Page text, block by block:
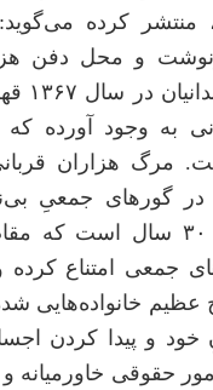
منتشر کرده
و محل دفن
در سال ۱۳۶۷
به وجود آورده که
مرگ هزاران
در گورهای جمعیِ
۳۰ سال است که
جمعی امتناع کرده
عظیم خانواده‌هایی
خود و پیدا کردن
امور حقوقی خاورمیانه و